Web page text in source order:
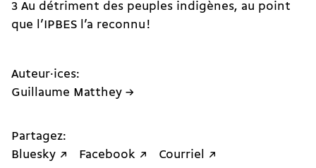
3 Au détriment des peuples indigènes, au point
que l’IPBES l’a reconnu !
Auteur·ices:
Guillaume Matthey →
Partagez:
Bluesky ↗
Facebook ↗ Courriel ↗